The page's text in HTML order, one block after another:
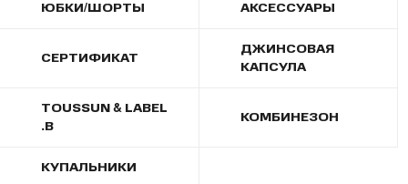
ЮБКИ/ШОРТЫ АКСЕССУАРЫ
СЕРТИФИКАТ
ДЖИНСОВАЯ
КАПСУЛА
TOUSSUN & LABEL
.B
КОМБИНЕЗОН
КУПАЛЬНИКИ